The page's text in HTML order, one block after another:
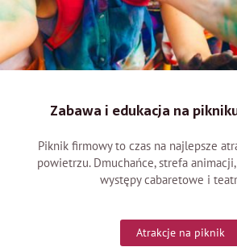
Zabawa i edukacja na
Piknik firmowy to czas na najlepsze
powietrzu. Dmuchańce, strefa
występy cabaretowe i
Atrakcje na piknik